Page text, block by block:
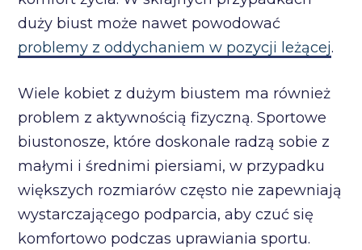
duży biust może nawet powodować
problemy z oddychaniem w pozycji leżącej.
Wiele kobiet z dużym biustem ma również
problem z aktywnością fizyczną. Sportowe
biustonosze, które doskonale radzą sobie z
małymi i średnimi piersiami, w przypadku
większych rozmiarów często nie zapewniają
wystarczającego podparcia, aby czuć się
komfortowo podczas uprawiania sportu.